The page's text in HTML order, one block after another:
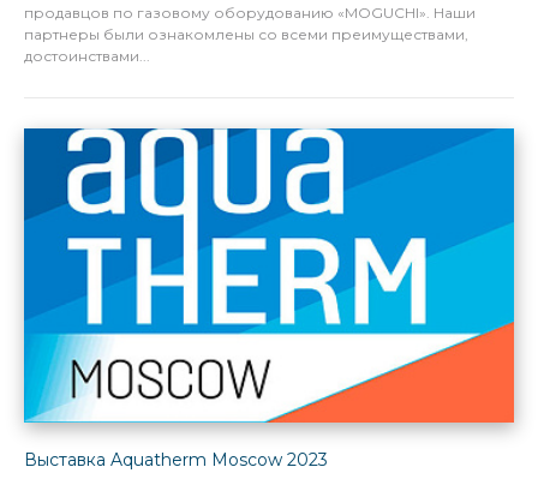
продавцов по газовому оборудованию «MOGUCHI». Наши
партнеры были ознакомлены со всеми преимуществами,
достоинствами...
Выставка Aquatherm Moscow 2023